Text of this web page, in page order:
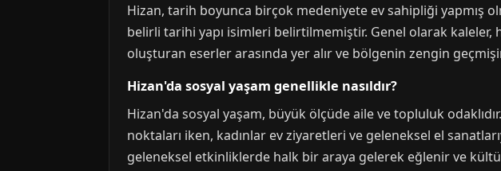
Hizan, tarih boyunca birçok medeniyete ev sahipliği yapmış
belirli tarihi yapı isimleri belirtilmemiştir. Genel olarak kaleler,
oluşturan eserler arasında yer alır ve bölgenin zengin
Hizan'da sosyal yaşam genellikle nasıldır?
Hizan'da sosyal yaşam, büyük ölçüde aile ve topluluk
noktaları iken, kadınlar ev ziyaretleri ve geleneksel el
geleneksel etkinliklerde halk bir araya gelerek eğlenir ve